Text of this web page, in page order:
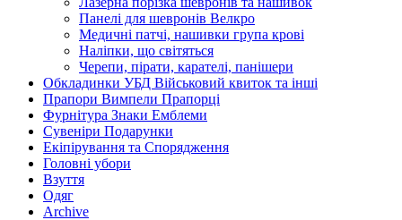
Панелі для шевронів Велкро
Медичні патчі, нашивки група крові
Наліпки, що світяться
Черепи, пірати, карателі, панішери
Обкладинки УБД Військовий квиток та інші
Прапори Вимпели Прапорці
Фурнітура Знаки Емблеми
Сувеніри Подарунки
Екіпірування та Спорядження
Головні убори
Взуття
Одяг
Archive